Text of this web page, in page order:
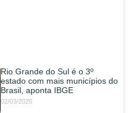
Rio Grande do Sul é o 3º
estado com mais municípios do
Brasil, aponta IBGE
02/03/2026